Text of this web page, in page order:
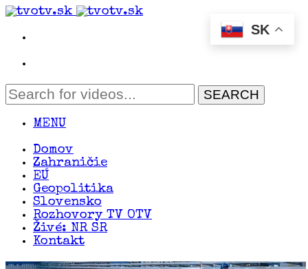
MENU
Domov
Zahraničie
EÚ
Geopolitika
Slovensko
Rozhovory TV OTV
Živé: NR SR
Kontakt
SK